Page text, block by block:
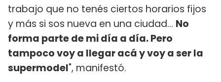
trabajo que no tenés ciertos horarios fijos
y más si sos nueva en una ciudad... No
forma parte de mi día a día. Pero
tampoco voy a llegar acá y voy a ser la
supermodel", manifestó.